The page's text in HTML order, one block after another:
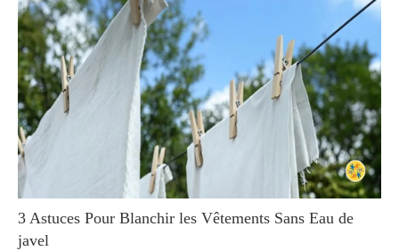
3 Astuces Pour Blanchir les Vêtements Sans Eau de
javel